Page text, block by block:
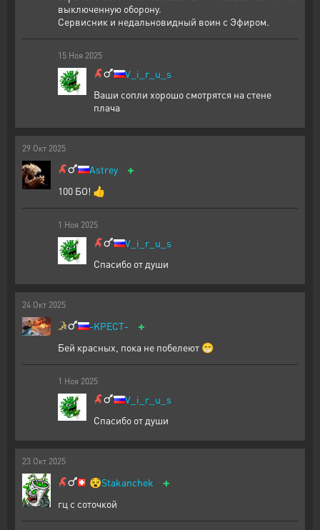
выключенную оборону.
Сервисник и недальновидный воин с Эфиром.
15 Ноя 2025
V_i_r_u_s
Ваши сопли хорошо смотрятся на стене
плача
29 Окт 2025
Astrey +
100 БО! 👍
1 Ноя 2025
V_i_r_u_s
Спасибо от души
24 Окт 2025
-KPECT- +
Бей красных, пока не побелеют 😁
1 Ноя 2025
V_i_r_u_s
Спасибо от души
23 Окт 2025
😵Stakanchek +
гц с соточкой